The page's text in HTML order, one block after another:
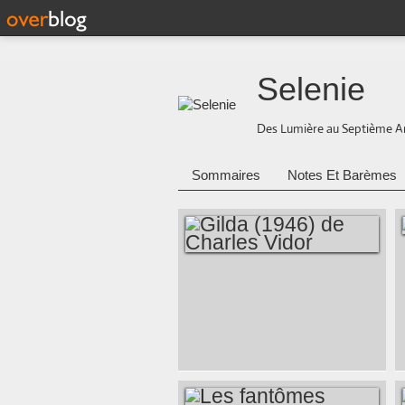
Selenie
Des Lumière au Septième
Sommaires Notes Et Barèmes